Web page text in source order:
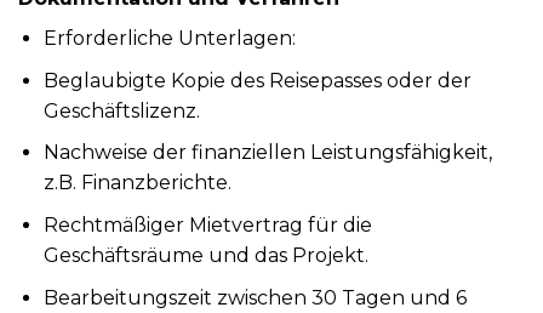
Erforderliche Unterlagen:
Beglaubigte Kopie des Reisepasses oder der
Geschäftslizenz.
Nachweise der finanziellen Leistungsfähigkeit,
z.B. Finanzberichte.
Rechtmäßiger Mietvertrag für die
Geschäftsräume und das Projekt.
Bearbeitungszeit zwischen 30 Tagen und 6